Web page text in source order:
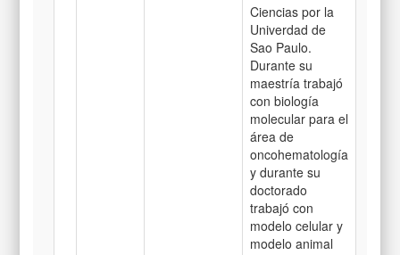
Ciencias por la
Univerdad de
Sao Paulo.
Durante su
maestría trabajó
con biología
molecular para el
área de
oncohematología
y durante su
doctorado
trabajó con
modelo celular y
modelo animal